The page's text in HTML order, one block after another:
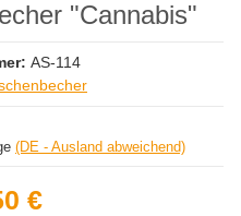
"Cannabis"
AS-114
(DE - Ausland abweichend)
€